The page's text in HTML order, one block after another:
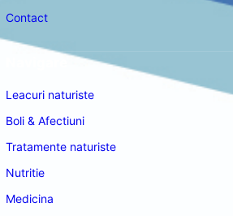
Contact
Leacuri naturiste
Boli & Afectiuni
Tratamente naturiste
Nutritie
Medicina